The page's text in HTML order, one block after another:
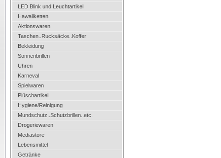
LED Blink und Leuchtartikel
Hawaiiketten
Aktionswaren
Taschen..Rucksäcke..Koffer
Bekleidung
Sonnenbrillen
Uhren
Karneval
Spielwaren
Plüschartikel
Hygiene/Reinigung
Mundschutz..Schutzbrillen..etc.
Drogeriewaren
Mediastore
Lebensmittel
Getränke